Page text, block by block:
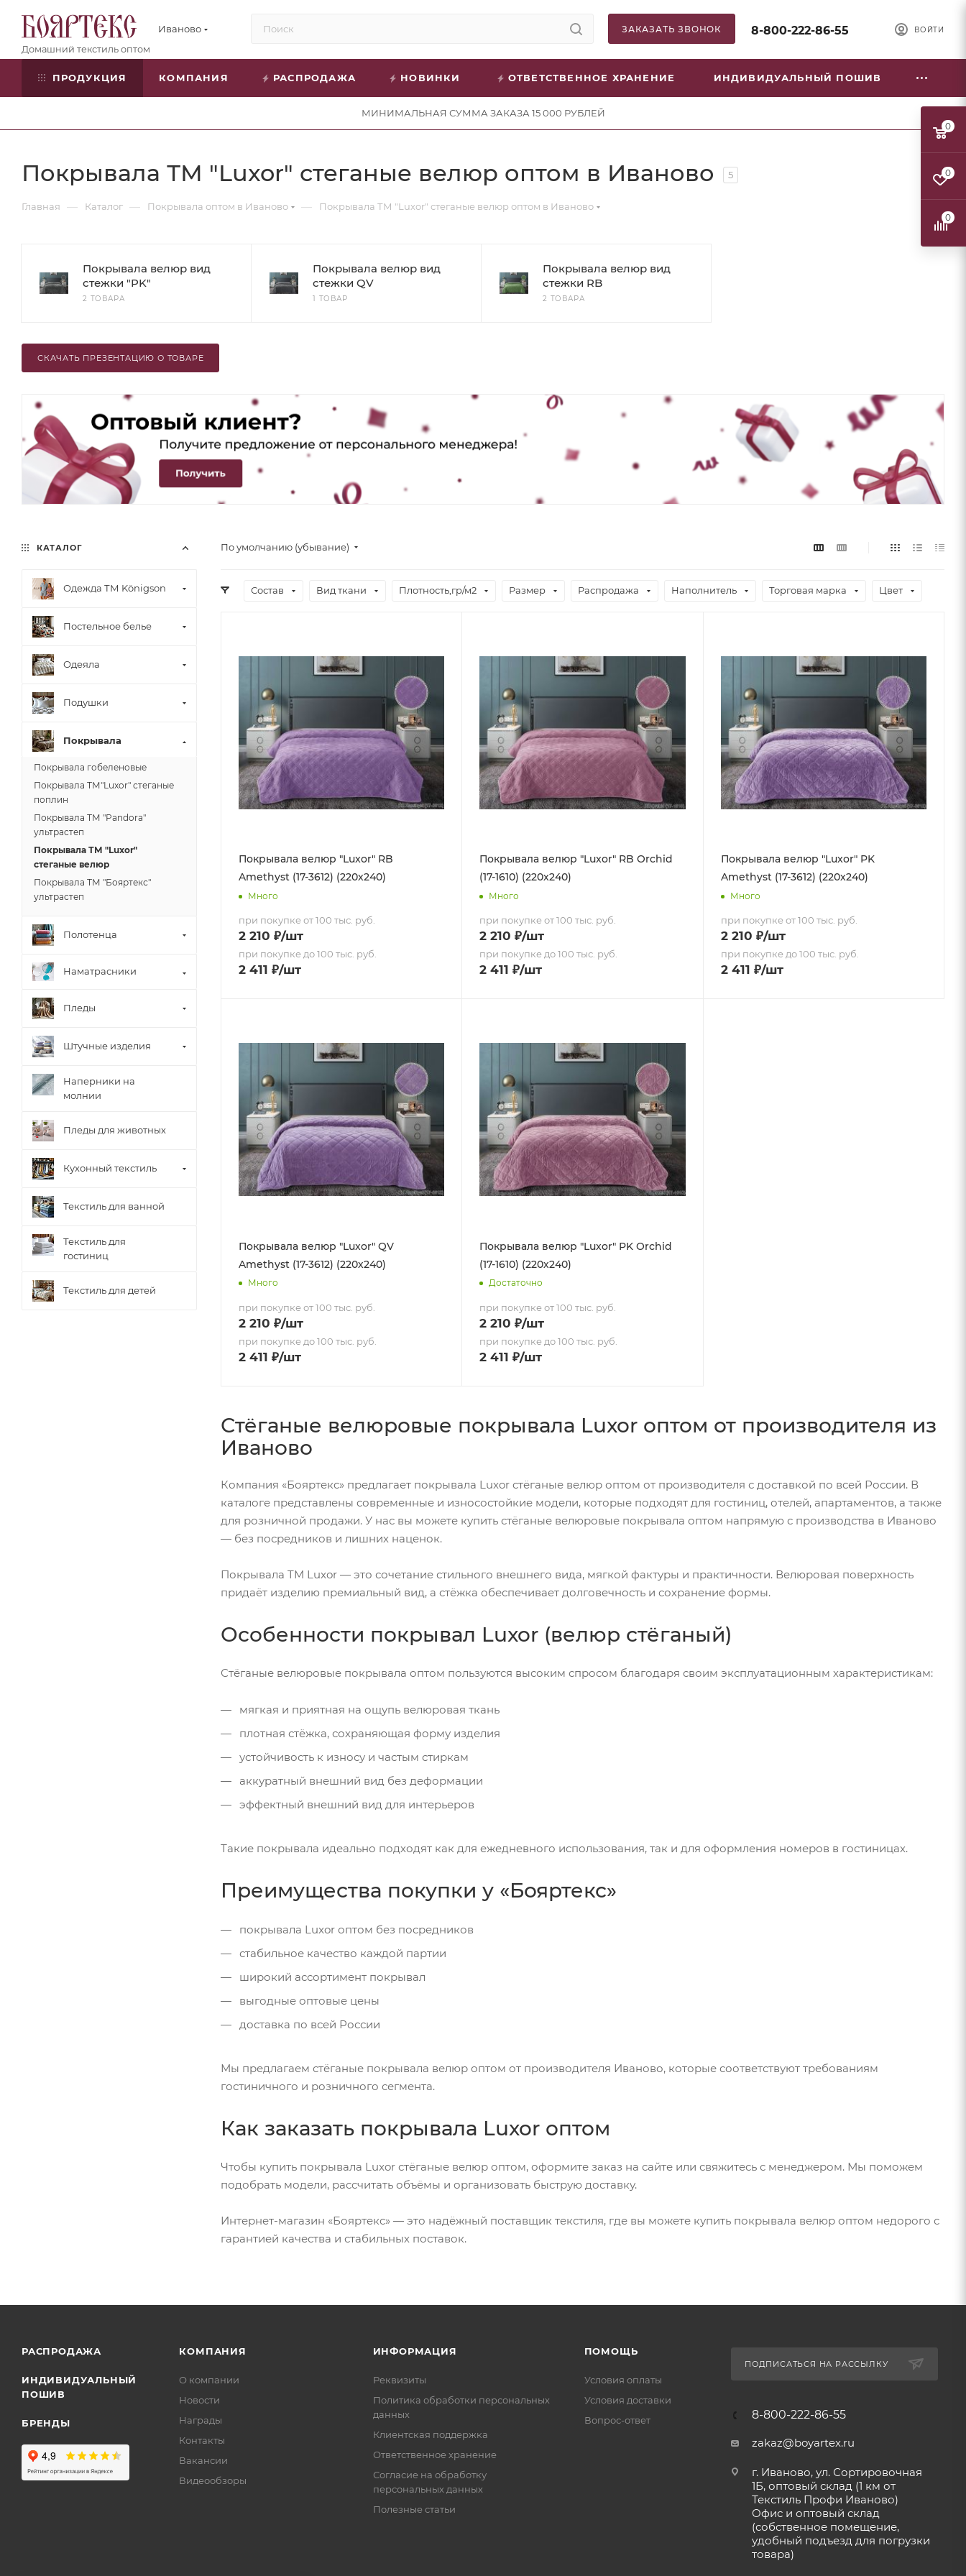
Иваново ЗАКАЗАТЬ ЗВОНОК ВОЙТИ
8-800-222-86-55
ПРОДУКЦИЯ КОМПАНИЯ РАСПРОДАЖА НОВИНКИ ОТВЕТСТВЕННОЕ ХРАНЕНИЕ ИНДИВИДУАЛЬНЫЙ ПОШИВ
МИНИМАЛЬНАЯ СУММА ЗАКАЗА 15 000 РУБЛЕЙ
Покрывала ТМ "Luxor" стеганые велюр оптом в Иваново 5
Главная — Каталог — Покрывала оптом в Иваново — Покрывала ТМ "Luxor" стеганые велюр оптом в Иваново
Покрывала велюр вид
стежки "PK"
2 ТОВАРА
Покрывала велюр вид
стежки QV
1 ТОВАР
Покрывала велюр вид
стежки RB
2 ТОВАРА
СКАЧАТЬ ПРЕЗЕНТАЦИЮ О ТОВАРЕ
По умолчанию (убывание)
Состав Вид ткани Плотность,гр/м2 Размер Распродажа Наполнитель Торговая марка Цвет
Покрывала велюр "Luxor" RB
Amethyst (17-3612) (220х240)
Много
при покупке от 100 тыс. руб.
2 210 ₽/шт
при покупке до 100 тыс. руб.
2 411 ₽/шт
Покрывала велюр "Luxor" RB Orchid
(17-1610) (220х240)
Много
при покупке от 100 тыс. руб.
2 210 ₽/шт
при покупке до 100 тыс. руб.
2 411 ₽/шт
Покрывала велюр "Luxor" PK
Amethyst (17-3612) (220х240)
Много
при покупке от 100 тыс. руб.
2 210 ₽/шт
при покупке до 100 тыс. руб.
2 411 ₽/шт
Покрывала велюр "Luxor" QV
Amethyst (17-3612) (220х240)
Много
при покупке от 100 тыс. руб.
2 210 ₽/шт
при покупке до 100 тыс. руб.
2 411 ₽/шт
Покрывала велюр "Luxor" PK Orchid
(17-1610) (220х240)
Достаточно
при покупке от 100 тыс. руб.
2 210 ₽/шт
при покупке до 100 тыс. руб.
2 411 ₽/шт
Стёганые велюровые покрывала Luxor оптом от производителя из
Иваново
Компания «Бояртекс» предлагает покрывала Luxor стёганые велюр оптом от производителя с доставкой по всей России. В
каталоге представлены современные и износостойкие модели, которые подходят для гостиниц, отелей, апартаментов, а также
для розничной продажи. У нас вы можете купить стёганые велюровые покрывала оптом напрямую с производства в Иваново
— без посредников и лишних наценок.
Покрывала TM Luxor — это сочетание стильного внешнего вида, мягкой фактуры и практичности. Велюровая поверхность
придаёт изделию премиальный вид, а стёжка обеспечивает долговечность и сохранение формы.
Особенности покрывал Luxor (велюр стёганый)
Стёганые велюровые покрывала оптом пользуются высоким спросом благодаря своим эксплуатационным характеристикам:
мягкая и приятная на ощупь велюровая ткань
плотная стёжка, сохраняющая форму изделия
устойчивость к износу и частым стиркам
аккуратный внешний вид без деформации
эффектный внешний вид для интерьеров
Такие покрывала идеально подходят как для ежедневного использования, так и для оформления номеров в гостиницах.
Преимущества покупки у «Бояртекс»
покрывала Luxor оптом без посредников
стабильное качество каждой партии
широкий ассортимент покрывал
выгодные оптовые цены
доставка по всей России
Мы предлагаем стёганые покрывала велюр оптом от производителя Иваново, которые соответствуют требованиям
гостиничного и розничного сегмента.
Как заказать покрывала Luxor оптом
Чтобы купить покрывала Luxor стёганые велюр оптом, оформите заказ на сайте или свяжитесь с менеджером. Мы поможем
подобрать модели, рассчитать объёмы и организовать быструю доставку.
Интернет-магазин «Бояртекс» — это надёжный поставщик текстиля, где вы можете купить покрывала велюр оптом недорого с
гарантией качества и стабильных поставок.
КАТАЛОГ
Одежда ТМ Königson
Постельное белье
Одеяла
Подушки
Покрывала
Покрывала гобеленовые
Покрывала ТМ"Luxor" стеганые
поплин
Покрывала ТМ "Pandora"
ультрастеп
Покрывала ТМ "Luxor"
стеганые велюр
Покрывала ТМ "Бояртекс"
ультрастеп
Полотенца
Наматрасники
Пледы
Штучные изделия
Наперники на
молнии
Пледы для животных
Кухонный текстиль
Текстиль для ванной
Текстиль для
гостиниц
Текстиль для детей
РАСПРОДАЖА
ИНДИВИДУАЛЬНЫЙ
ПОШИВ
БРЕНДЫ
КОМПАНИЯ
О компании
Новости
Награды
Контакты
Вакансии
Видеообзоры
ИНФОРМАЦИЯ
Реквизиты
Политика обработки персональных
данных
Клиентская поддержка
Ответственное хранение
Согласие на обработку
персональных данных
Полезные статьи
ПОМОЩЬ
Условия оплаты
Условия доставки
Вопрос-ответ
ПОДПИСАТЬСЯ НА РАССЫЛКУ
8-800-222-86-55
zakaz@boyartex.ru
г. Иваново, ул. Сортировочная
1Б, оптовый склад (1 км от
Текстиль Профи Иваново)
Офис и оптовый склад
(собственное помещение,
удобный подъезд для погрузки
товара)
0
0
0